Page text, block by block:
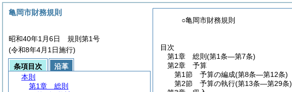
○亀岡市財務規則
目次
第1章
総則 (第1条―第7条)
第2章
予算
第1節
予算の編成(第8条―第12条)
第2節
予算の執行(第13条―第29条)
亀岡市財務規則
昭和40年1月6日 規則第1号
(令和8年4月1日施行)
条項目次
沿革
本則
第1章
総則